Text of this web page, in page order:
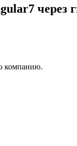
через
компанию.